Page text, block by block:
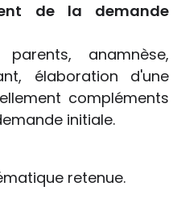
de la demande
anamnèse,
élaboration d'une
compléments
initiale.
retenue.